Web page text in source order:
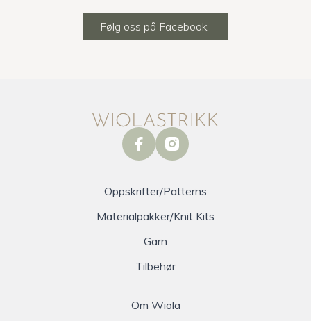
Følg oss på Facebook
facebookinstagram
Oppskrifter/Patterns
Materialpakker/Knit Kits
Garn
Tilbehør
Om Wiola